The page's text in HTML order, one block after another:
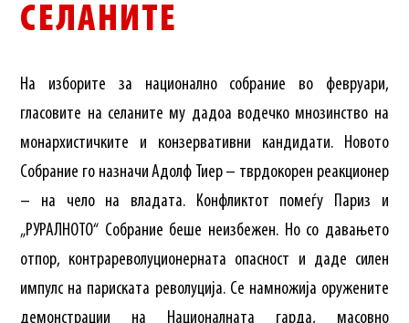
СЕЛАНИТЕ
На изборите за национално собрание во февруари,
гласовите на селаните му дадоа водечко мнозинство на
монархистичките и конзервативни кандидати. Новото
Собрание го назначи Адолф Тиер – тврдокорен реакционер
– на чело на владата. Конфликтот помеѓу Париз и
„РУРАЛНОТО“ Собрание беше неизбежен. Но со давањето
отпор, контрареволуционерната опасност и даде силен
импулс на париската револуција. Се намножија оружените
демонстрации на Националната гарда, масовно